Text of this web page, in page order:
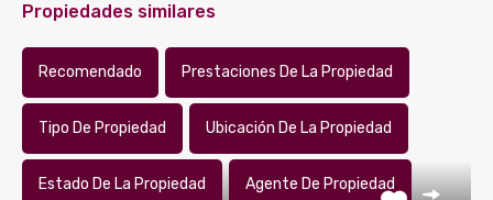
Propiedades similares
Recomendado Prestaciones De La Propiedad
Tipo De Propiedad Ubicación De La Propiedad
Estado De La Propiedad Agente De Propiedad